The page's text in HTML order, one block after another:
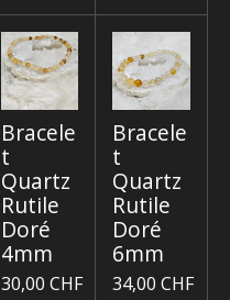
Bracele
t
Quartz
Rutile
Doré
4mm
30,00 CHF
Bracele
t
Quartz
Rutile
Doré
6mm
34,00 CHF